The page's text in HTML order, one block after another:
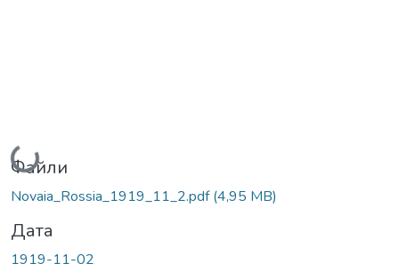
Вантажиться...
Файли
Novaia_Rossia_1919_11_2.pdf(4,95 MB)
Дата
1919-11-02